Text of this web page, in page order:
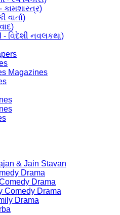
કામશાસ્ત્ર)
વાર્તા)
- વિદેશી નવલકથા)
Magazines
& Jain Stavan
Drama
Drama
Comedy Drama
Drama